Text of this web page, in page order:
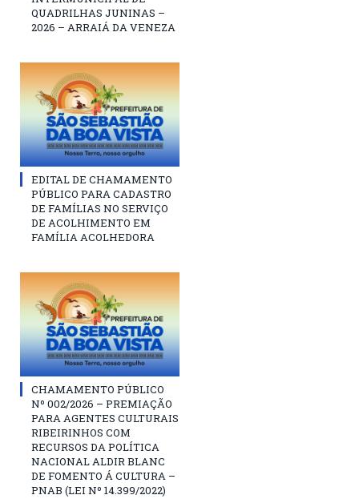
QUADRILHAS JUNINAS –
2026 – ARRAIÁ DA VENEZA
EDITAL DE CHAMAMENTO
PÚBLICO PARA CADASTRO
DE FAMÍLIAS NO SERVIÇO
DE ACOLHIMENTO EM
FAMÍLIA ACOLHEDORA
CHAMAMENTO PÚBLICO
Nº 002/2026 – PREMIAÇÃO
PARA AGENTES CULTURAIS
RIBEIRINHOS COM
RECURSOS DA POLÍTICA
NACIONAL ALDIR BLANC
DE FOMENTO Á CULTURA –
PNAB (LEI Nº 14.399/2022)